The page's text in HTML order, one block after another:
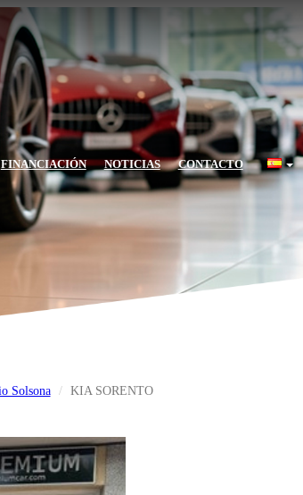
FINANCIACIÓN NOTICIAS CONTACTO
Solsona KIA SORENTO